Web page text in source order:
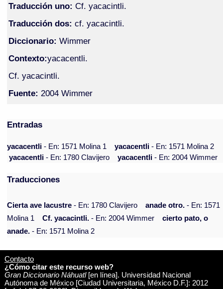
Traducción uno: Cf. yacacintli.
Traducción dos: cf. yacacintli.
Diccionario: Wimmer
Contexto:yacacentli.
Cf. yacacintli.
Fuente: 2004 Wimmer
Entradas
yacacentli- En: 1571 Molina 1 yacacentli- En: 1571 Molina 2
yacacentli- En: 1780 Clavijero yacacentli- En: 2004 Wimmer
Traducciones
Cierta ave lacustre - En: 1780 Clavijero anade otro. - En: 1571
Molina 1
Cf. yacacintli. - En: 2004 Wimmer
cierto pato, o
anade. - En: 1571 Molina 2
Contacto
¿Cómo citar este recurso web?
Gran Diccionario Náhuatl[en línea]. Universidad Nacional
Autónoma de México [Ciudad Universitaria, México D.F.]: 2012